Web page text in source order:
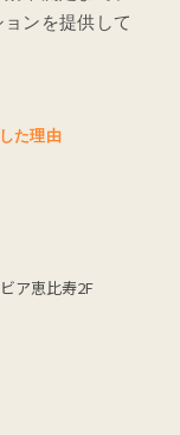
ンを提供して
た理由
ア恵比寿2F